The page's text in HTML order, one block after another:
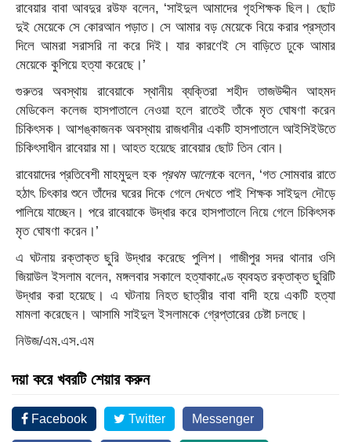
রাবেয়ার বাবা আবদুর রউফ বলেন, ‘সাইদুল আমাদের গৃহশিক্ষক ছিল। ছোট
দুই মেয়েকে সে কোরআন পড়াত। সে আমার বড় মেয়েকে বিয়ে করার প্রস্তাব
দিলে আমরা সরাসরি না করে দিই। যার কারণেই সে বাড়িতে ঢুকে আমার
মেয়েকে কুপিয়ে হত্যা করেছে।’
গুরুতর অবস্থায় রাবেয়াকে স্থানীয় ব্যক্তিরা শহীদ তাজউদ্দীন আহমদ
মেডিকেল কলেজ হাসপাতালে নেওয়া হলে রাতেই তাঁকে মৃত ঘোষণা করেন
চিকিৎসক। আশঙ্কাজনক অবস্থায় রাজধানীর একটি হাসপাতালে আইসিইউতে
চিকিৎসাধীন রাবেয়ার মা। আহত হয়েছে রাবেয়ার ছোট তিন বোন।
রাবেয়াদের প্রতিবেশী মাহমুদুল হক প্রথম আলোকে বলেন, ‘গত সোমবার রাতে
হঠাৎ চিৎকার শুনে তাঁদের ঘরের দিকে গেলে দেখতে পাই শিক্ষক সাইদুল দৌড়ে
পালিয়ে যাচ্ছেন। পরে রাবেয়াকে উদ্ধার করে হাসপাতালে নিয়ে গেলে চিকিৎসক
মৃত ঘোষণা করেন।’
এ ঘটনায় রক্তাক্ত ছুরি উদ্ধার করেছে পুলিশ। গাজীপুর সদর থানার ওসি
জিয়াউল ইসলাম বলেন, মঙ্গলবার সকালে হত্যাকাণ্ডে ব্যবহৃত রক্তাক্ত ছুরিটি
উদ্ধার করা হয়েছে। এ ঘটনায় নিহত ছাত্রীর বাবা বাদী হয়ে একটি হত্যা
মামলা করেছেন। আসামি সাইদুল ইসলামকে গ্রেপ্তারের চেষ্টা চলছে।
নিউজ/এম.এস.এম
দয়া করে খবরটি শেয়ার করুন
Facebook Twitter Messenger